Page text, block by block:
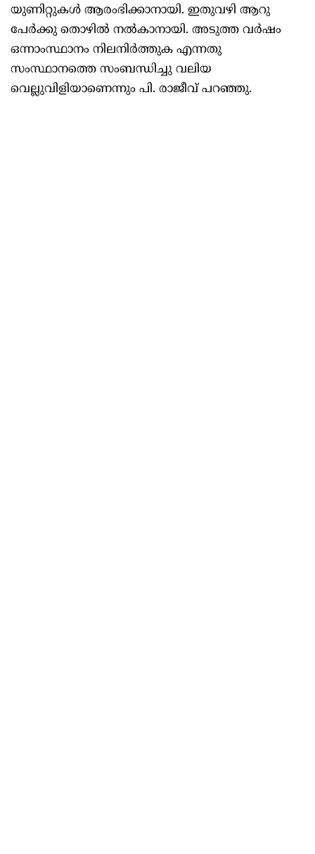
യുണിറ്റുകൾ ആരംഭിക്കാനായി. ഇതുവഴി ആറു
പേർക്കു തൊഴിൽ നൽകാനായി. അടുത്ത വർഷം
ഒന്നാംസ്ഥാനം നിലനിർത്തുക എന്നതു
സംസ്ഥാനത്തെ സംബന്ധിച്ചു വലിയ
വെല്ലുവിളിയാണെന്നും പി. രാജീവ് പറഞ്ഞു.